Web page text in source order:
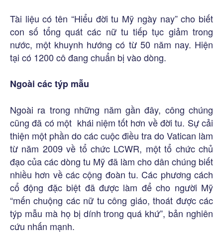
Tài liệu có tên “Hiểu đời tu Mỹ ngày nay” cho biết
con số tổng quát các nữ tu tiếp tục giảm trong
nước, một khuynh hướng có từ 50 năm nay. Hiện
tại có 1200 cô đang chuẩn bị vào dòng.
Ngoài các týp mẫu
Ngoài ra trong những năm gần đây, công chúng
cũng đã có một khái niệm tốt hơn về đời tu. Sự cải
thiện một phần do các cuộc điều tra do Vatican làm
từ năm 2009 về tổ chức LCWR, một tổ chức chủ
đạo của các dòng tu Mỹ đã làm cho dân chúng biết
nhiều hơn về các cộng đoàn tu. Các phương cách
cổ động đặc biệt đã được làm để cho người Mỹ
“mến chuộng các nữ tu công giáo, thoát được các
týp mẫu mà họ bị dính trong quá khứ”, bản nghiên
cứu nhấn mạnh.